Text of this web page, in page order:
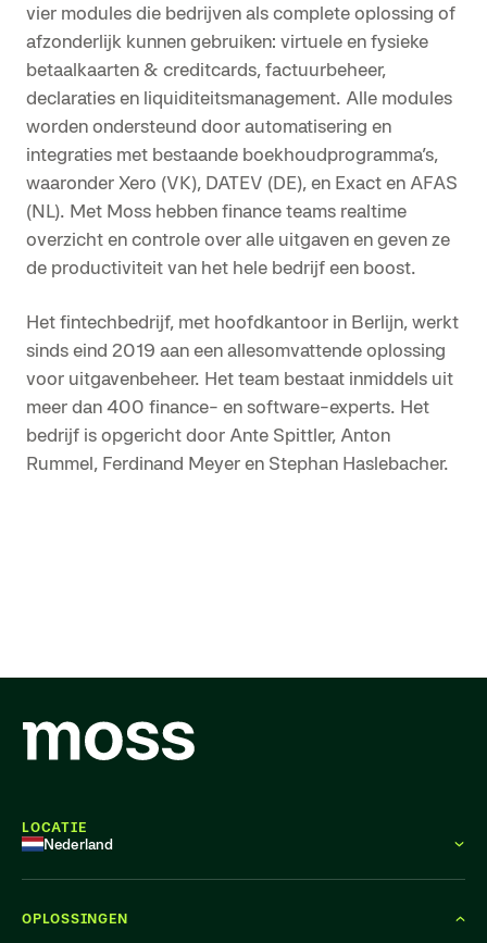
vier modules die bedrijven als complete oplossing of
afzonderlijk kunnen gebruiken: virtuele en fysieke
betaalkaarten & creditcards, factuurbeheer,
declaraties en liquiditeitsmanagement. Alle modules
worden ondersteund door automatisering en
integraties met bestaande boekhoudprogramma’s,
waaronder Xero (VK), DATEV (DE), en Exact en AFAS
(NL). Met Moss hebben finance teams realtime
overzicht en controle over alle uitgaven en geven ze
de productiviteit van het hele bedrijf een boost.
Het fintechbedrijf, met hoofdkantoor in Berlijn, werkt
sinds eind 2019 aan een allesomvattende oplossing
voor uitgavenbeheer. Het team bestaat inmiddels uit
meer dan 400 finance- en software-experts. Het
bedrijf is opgericht door Ante Spittler, Anton
Rummel, Ferdinand Meyer en Stephan Haslebacher.
OPLOSSINGEN
LOCATIE
Nederland